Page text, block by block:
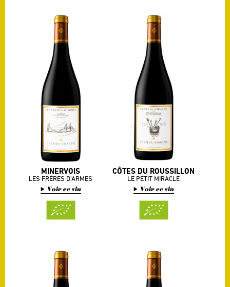
MINERVOIS
LES FRÈRES D’ARMES
Voir ce vin
CÔTES DU ROUSSILLON
LE PETIT MIRACLE
Voir ce vin